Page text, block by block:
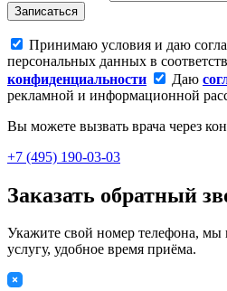
Записаться
Принимаю условия и даю
персональных данных в
конфиденциальности
Даю
рекламной и информационной
Вы можете вызвать врача через
+7 (495) 190-03-03
Заказать обратный
Укажите свой номер телефона, мы
услугу, удобное время приёма.